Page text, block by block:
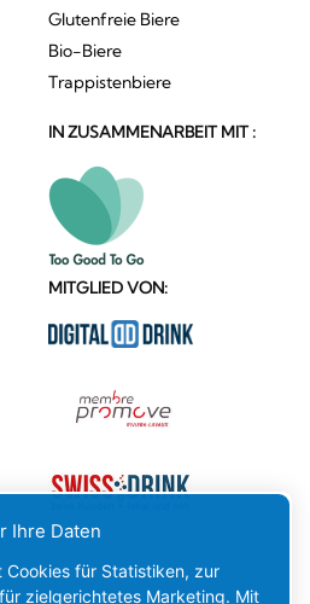
Glutenfreie Biere
Bio-Biere
Trappistenbiere
IN ZUSAMMENARBEIT MIT :
MITGLIED VON:
Ihre Daten
Cookies für Statistiken, zur
zielgerichtetes Marketing. Mit